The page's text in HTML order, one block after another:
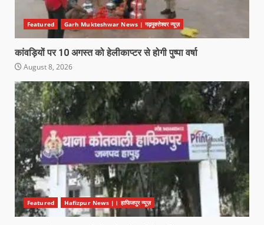
Featured Garh Mukteshwar News | गढ़मुक्तेश्वर न्यूज़
कांवड़ियों पर 10 अगस्त को हेलीकाप्टर से होगी पुष्पा वर्षा
August 8, 2026
Featured Hafizpur News |। हाफिजपुर न्यूज़